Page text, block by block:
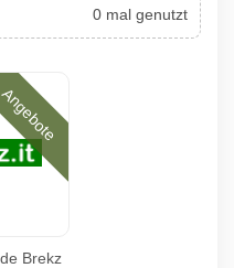
0 mal genutzt
Angebote
Brekz